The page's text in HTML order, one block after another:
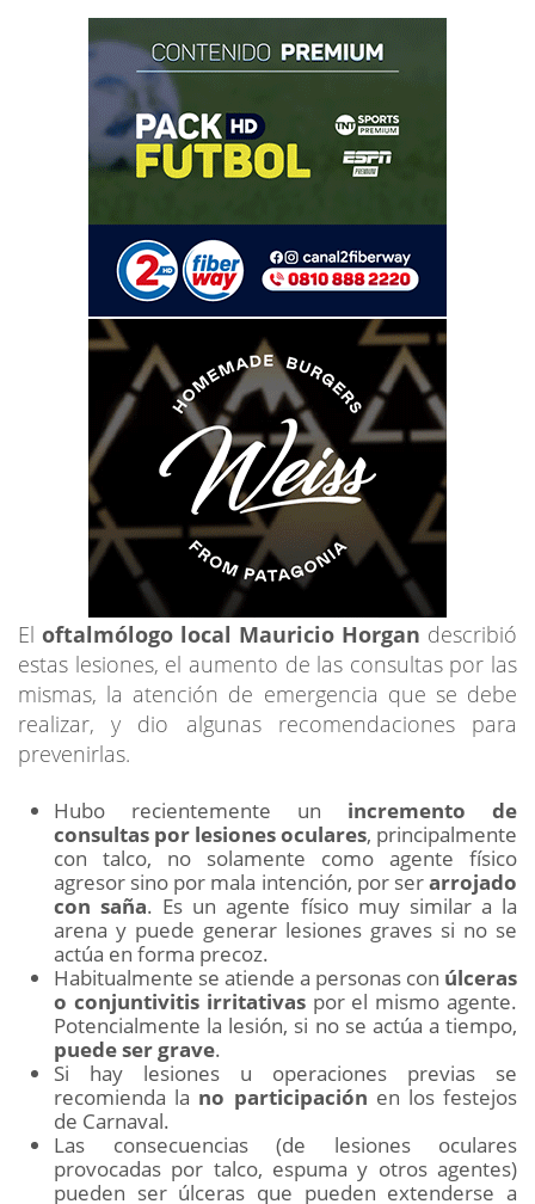
El oftalmólogo local Mauricio Horgan describió
estas lesiones, el aumento de las consultas por las
mismas, la atención de emergencia que se debe
realizar, y dio algunas recomendaciones para
prevenirlas.
Hubo recientemente un incremento de
consultas por lesiones oculares, principalmente
con talco, no solamente como agente físico
agresor sino por mala intención, por serarrojado
con saña. Es un agente físico muy similar a la
arena y puede generar lesiones graves si no se
actúa en forma precoz.
Habitualmente se atiende a personas con úlceras
o conjuntivitis irritativaspor el mismo agente.
Potencialmente la lesión, si no se actúa a tiempo,
puede ser grave.
Si hay lesiones u operaciones previas se
recomienda la no participación en los festejos
de Carnaval.
Las consecuencias (de lesiones oculares
provocadas por talco, espuma y otros agentes)
pueden ser úlceras que pueden extenderse a